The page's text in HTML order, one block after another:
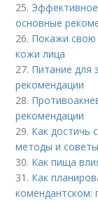
25.
основные
26. Покажи свою
кожи лица
27. Питание для
рекомендации
28.
рекомендации
29. Как достичь
методы и советы
30. Как пища
31. Как
комендантском: